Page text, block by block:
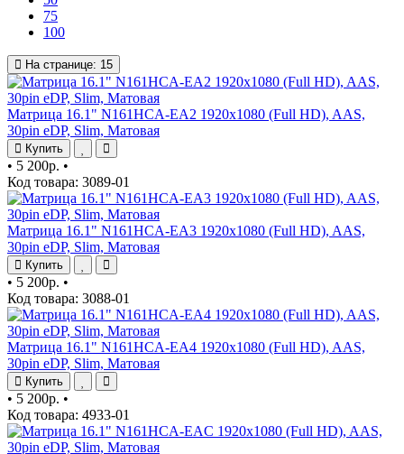
75
100
На странице: 15
Матрица 16.1" N161HCA-EA2 1920x1080 (Full HD), AAS,
30pin eDP, Slim, Матовая
Купить
• 5 200р. •
Код товара: 3089-01
Матрица 16.1" N161HCA-EA3 1920x1080 (Full HD), AAS,
30pin eDP, Slim, Матовая
Купить
• 5 200р. •
Код товара: 3088-01
Матрица 16.1" N161HCA-EA4 1920x1080 (Full HD), AAS,
30pin eDP, Slim, Матовая
Купить
• 5 200р. •
Код товара: 4933-01